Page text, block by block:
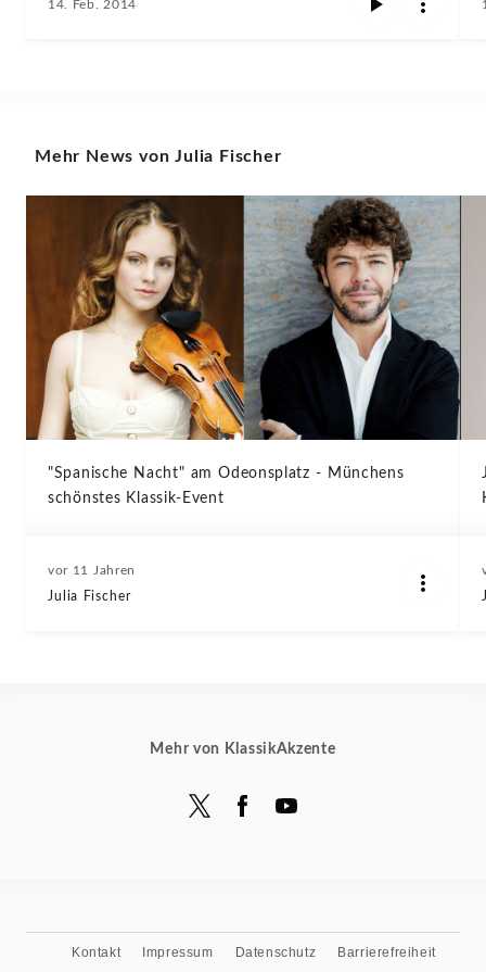
14. Feb. 2014
Mehr News von Julia Fischer
"Spanische Nacht" am Odeonsplatz - Münchens
schönstes Klassik-Event
vor 11 Jahren
Julia Fischer
Mehr von KlassikAkzente
Kontakt Impressum Datenschutz Barrierefreiheit